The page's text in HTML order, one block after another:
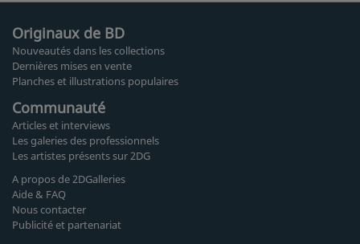
Originaux de BD
Nouveautés dans les collections
Dernières mises en vente
Planches et illustrations populaires
Communauté
Articles et interviews
Les galeries des professionnels
Les artistes présents sur 2DG
A propos de 2DGalleries
Aide & FAQ
Nous contacter
Publicité et partenariat